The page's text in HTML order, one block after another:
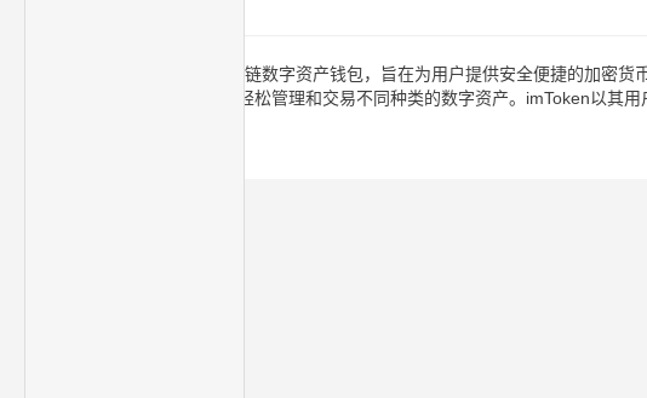
imToken是一款功能强大的多链数字资产钱包，旨在为用户提供安全便捷的加密
ON等，用户可在同一平台上轻松管理和交易不同种类的数字资产。imToken以其